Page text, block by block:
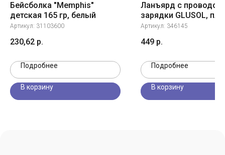
Бейсболка "Memphis"
детская 165 гр, белый
Артикул: 31103600
230,62 р.
Подробнее
В корзину
Ланъярд с проводом
зарядки GLUSOL,
текстиль
Артикул: 346145
449 р.
Подробнее
В корзину